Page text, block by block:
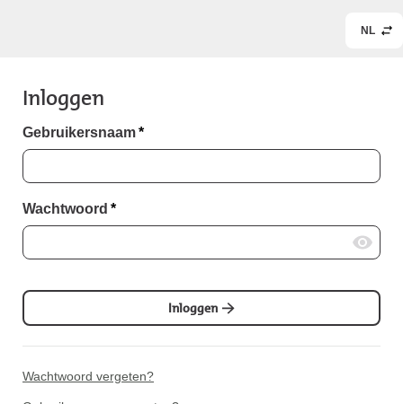
NL
Inloggen
Gebruikersnaam*
Wachtwoord *
Inloggen
Wachtwoord vergeten?